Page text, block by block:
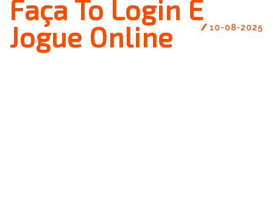
Faça To Login E
Jogue Online
// 10-08-2025